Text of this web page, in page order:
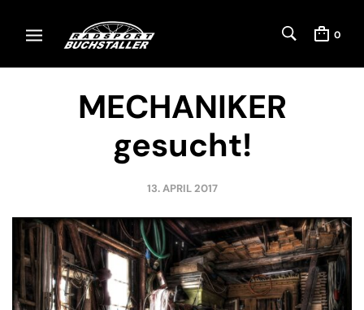
0
MECHANIKER
gesucht!
13. APRIL 2017